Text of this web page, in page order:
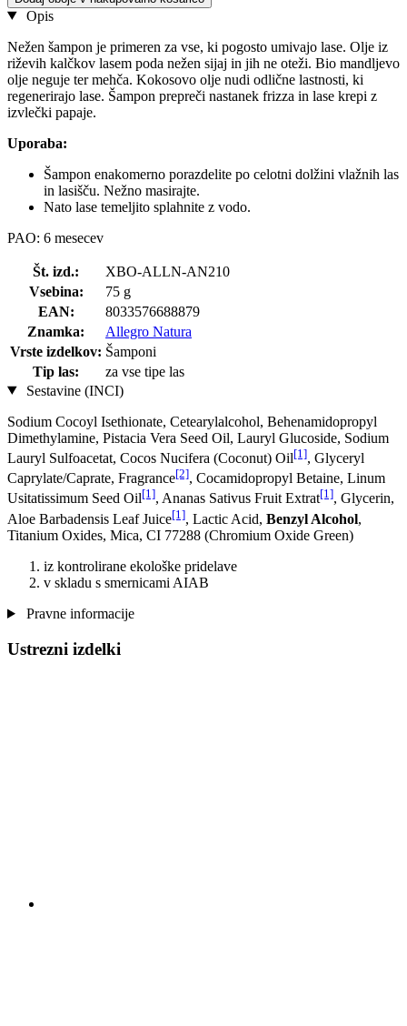
Opis
Nežen šampon je primeren za vse, ki pogosto umivajo lase. Olje iz
riževih kalčkov lasem poda nežen sijaj in jih ne oteži. Bio mandljevo
olje neguje ter mehča. Kokosovo olje nudi odlične lastnosti, ki
regenerirajo lase. Šampon prepreči nastanek frizza in lase krepi z
izvlečki papaje.
Uporaba:
Šampon enakomerno porazdelite po celotni dolžini vlažnih las
in lasišču. Nežno masirajte.
Nato lase temeljito splahnite z vodo.
PAO: 6 mesecev
Št. izd.:
XBO-ALLN-AN210
Vsebina:
75 g
EAN:
8033576688879
Znamka:
Allegro Natura
Vrste izdelkov: Šamponi
Tip las:
za vse tipe las
Sestavine (INCI)
Sodium Cocoyl Isethionate, Cetearylalcohol, Behenamidopropyl
Dimethylamine, Pistacia Vera Seed Oil, Lauryl Glucoside, Sodium
Lauryl Sulfoacetat, Cocos Nucifera (Coconut) Oil[1], Glyceryl
Caprylate/Caprate, Fragrance[2], Cocamidopropyl Betaine, Linum
Usitatissimum Seed Oil[1], Ananas Sativus Fruit Extrat[1], Glycerin,
Aloe Barbadensis Leaf Juice[1], Lactic Acid, Benzyl Alcohol,
Titanium Oxides, Mica, CI 77288 (Chromium Oxide Green)
iz kontrolirane ekološke pridelave
v skladu s smernicami AIAB
Pravne informacije
Ustrezni izdelki